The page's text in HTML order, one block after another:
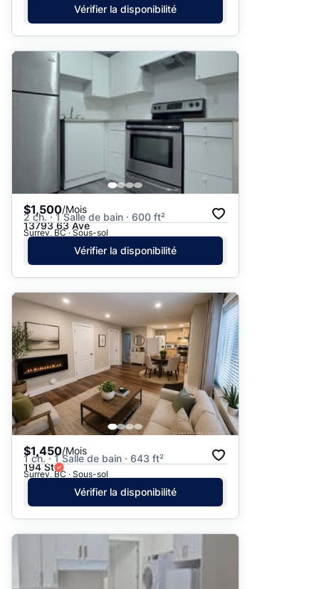
Vérifier la disponibilité
$1,500/Mois
2 ch. · 1 Salle de bain · 600 ft²
13793 63 Ave
Surrey, BC · Sous-sol
Vérifier la disponibilité
$1,450/Mois
1 ch. · 1 Salle de bain · 643 ft²
194 St
Surrey, BC · Sous-sol
Vérifier la disponibilité